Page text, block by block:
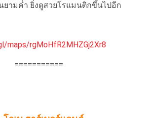
ยามค่ำ ยิ่งดูสวยโรแมนติกขึ้นไปอีก
maps/rgMoHfR2MHZGj2Xr8
===========